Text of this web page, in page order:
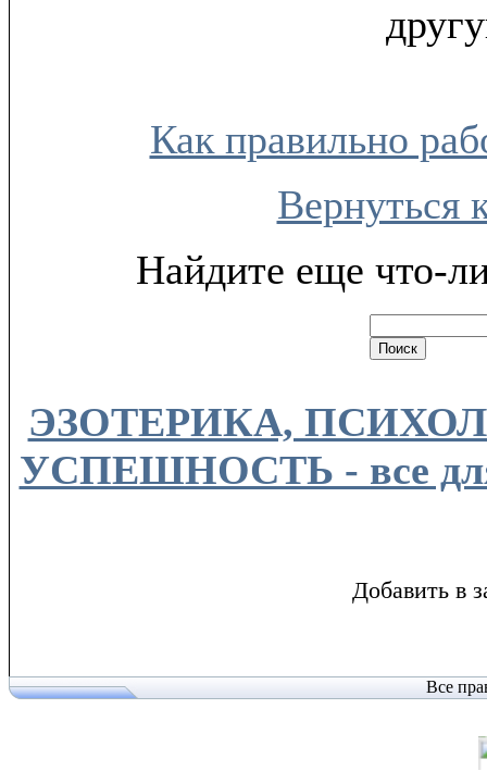
Как правильно
Вернуться
Найдите еще что-
ЭЗОТЕРИКА,
УСПЕШНОСТЬ - все для
Добавить в
Все